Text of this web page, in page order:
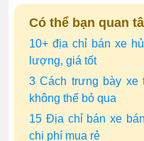
Có thể bạn quan
10+ địa chỉ bán xe
lượng, giá tốt
3 Cách trưng bày xe
không thể bỏ qua
15 Địa chỉ bán xe
chi phí mua rẻ